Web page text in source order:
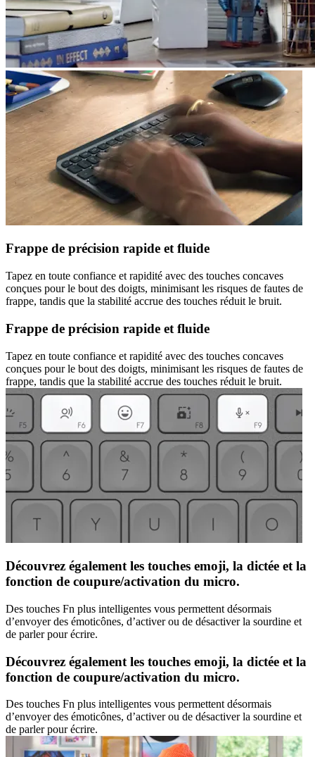
Frappe de précision rapide et fluide
Tapez en toute confiance et rapidité avec des touches concaves
conçues pour le bout des doigts, minimisant les risques de fautes de
frappe, tandis que la stabilité accrue des touches réduit le bruit.
Frappe de précision rapide et fluide
Tapez en toute confiance et rapidité avec des touches concaves
conçues pour le bout des doigts, minimisant les risques de fautes de
frappe, tandis que la stabilité accrue des touches réduit le bruit.
Découvrez également les touches emoji, la dictée et la
fonction de coupure/activation du micro.
Des touches Fn plus intelligentes vous permettent désormais
d’envoyer des émoticônes, d’activer ou de désactiver la sourdine et
de parler pour écrire.
Découvrez également les touches emoji, la dictée et la
fonction de coupure/activation du micro.
Des touches Fn plus intelligentes vous permettent désormais
d’envoyer des émoticônes, d’activer ou de désactiver la sourdine et
de parler pour écrire.